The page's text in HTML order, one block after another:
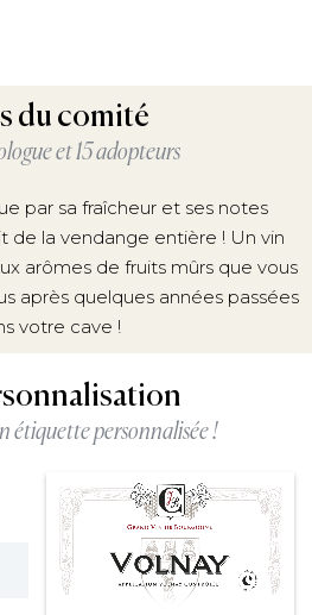
du comité
et 15 adopteurs
par sa fraîcheur et ses notes
de la vendange entière ! Un vin
arômes de fruits mûrs que vous
après quelques années passées
votre cave !
étiquette personnalisée !